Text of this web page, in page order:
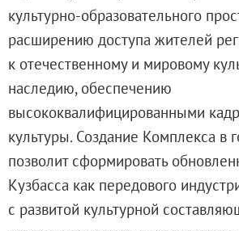
Адреса и часы работы
О билетах, льготах и
Правила покупки и
Правила посещения музея
Высказать мнение /
Экскурсии
Лекции и абонементы
Лекторий
Лекции
культурно-образовательного
расширению доступа жителей
к отечественному и мировому
наследию, обеспечению
высококвалифицированными
культуры. Создание Комплекса в
позволит сформировать
Кузбасса как передового
с развитой культурной